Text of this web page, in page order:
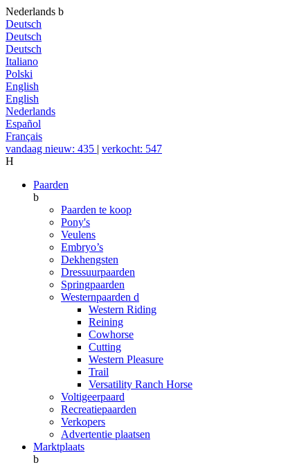
Nederlands b
Deutsch
Deutsch
Deutsch
Italiano
Polski
English
English
Nederlands
Español
Français
vandaag nieuw: 435 | verkocht: 547
H
Paarden
b
Paarden te koop
Pony's
Veulens
Embryo’s
Dekhengsten
Dressuurpaarden
Springpaarden
Westernpaarden d
Western Riding
Reining
Cowhorse
Cutting
Western Pleasure
Trail
Versatility Ranch Horse
Voltigeerpaard
Recreatiepaarden
Verkopers
Advertentie plaatsen
Marktplaats
b